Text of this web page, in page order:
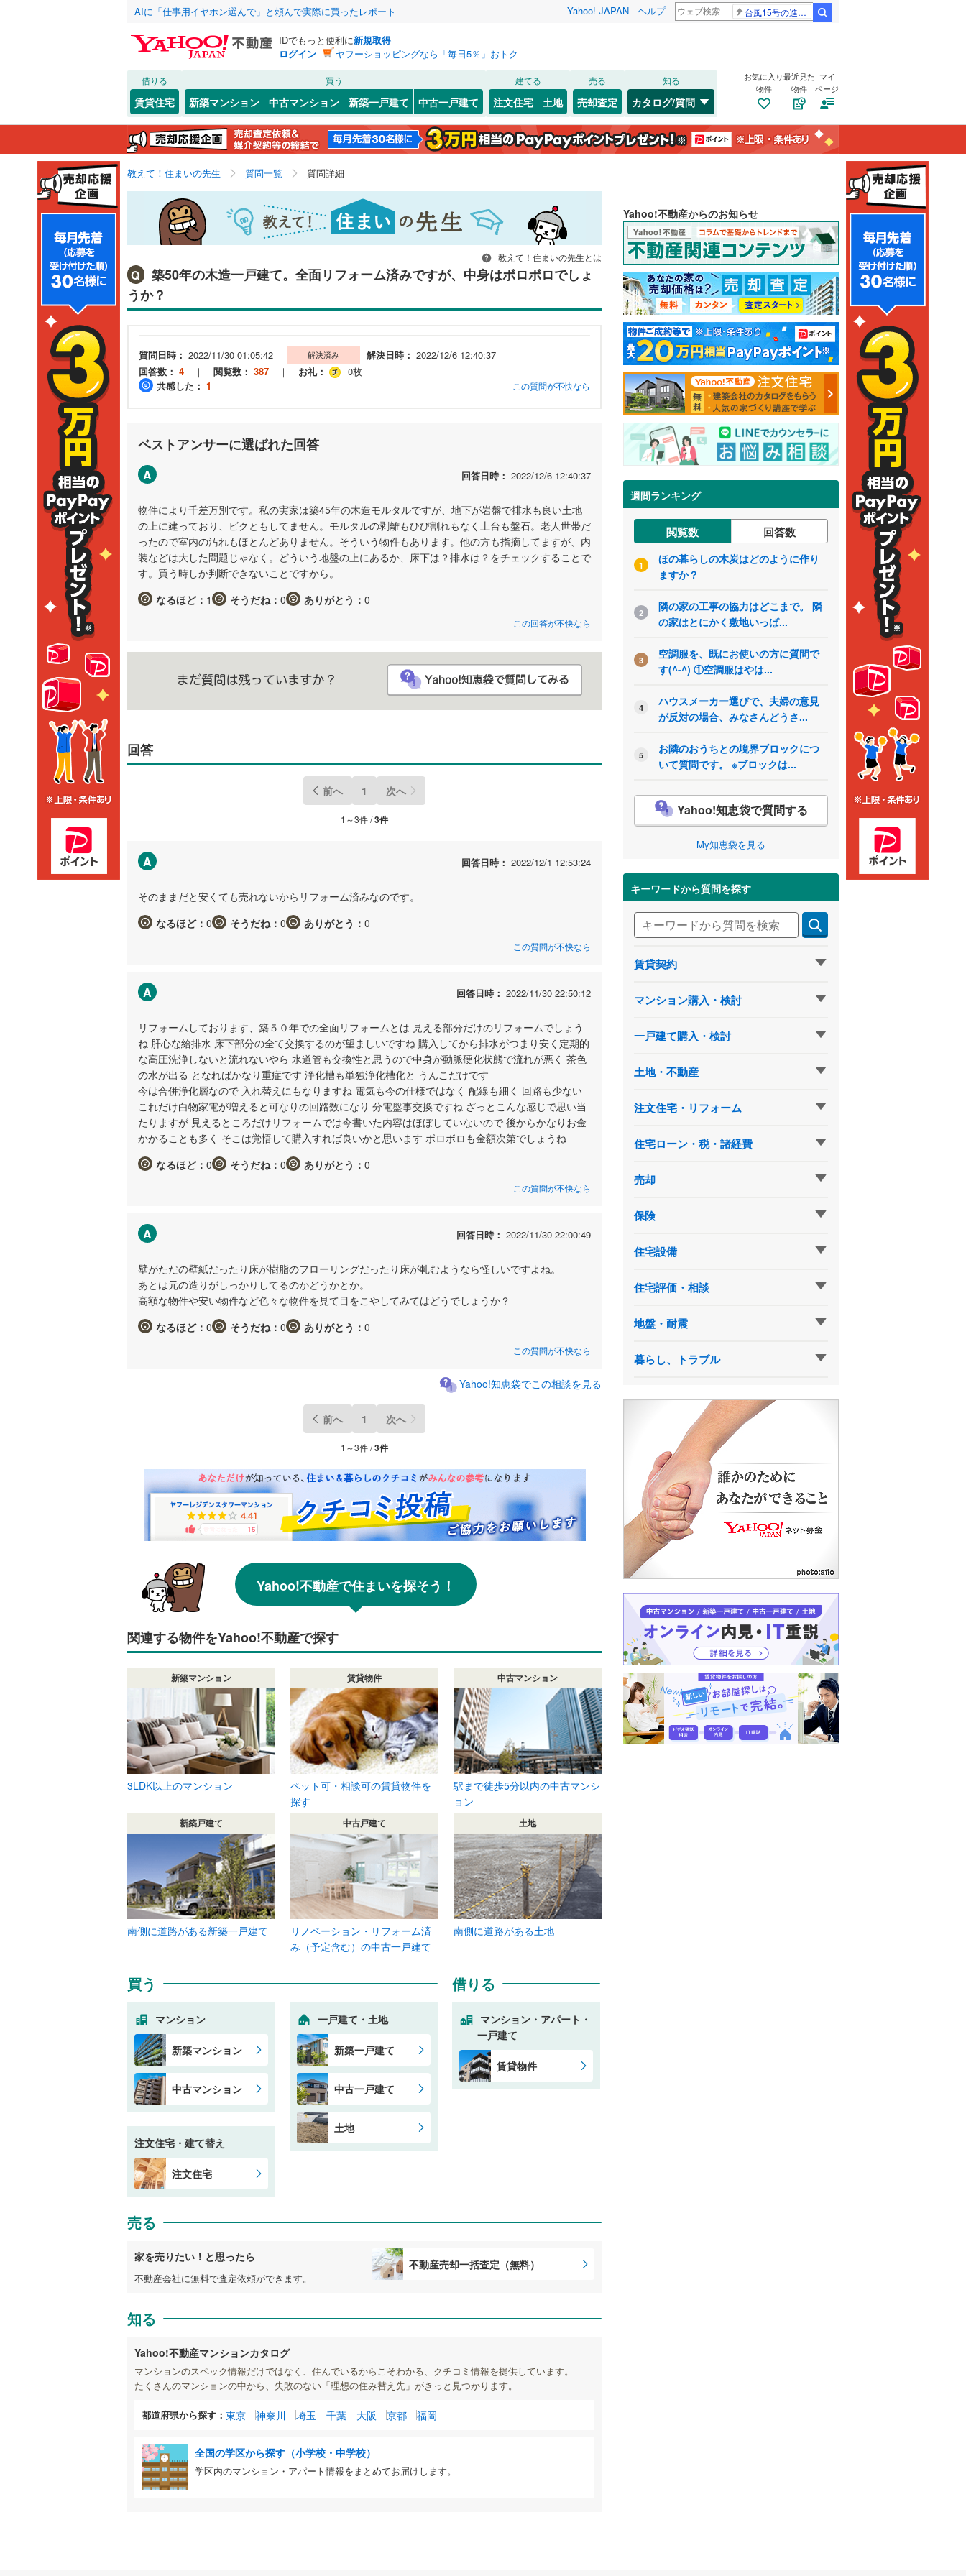
AIに「仕事用イヤホン選んで」と頼んで実際に買ったレポート Yahoo! JAPAN ヘルプ 台風15号の進路 解説
IDでもっと便利に新規取得
ログイン
ヤフーショッピングなら「毎日5％」おトク
借りる
賃貸住宅
買う
新築マンション 中古マンション 新築一戸建て 中古一戸建て
建てる
注文住宅 土地
売る
売却査定
知る
カタログ/質問
お気に入り
物件
最近見た
物件
マイ
ページ
教えて！住まいの先生 質問一覧 質問詳細
教えて！住まいの先生とは
Q
築50年の木造一戸建て。全面リフォーム済みですが、中身はボロボロでしょ
うか？
質問日時： 2022/11/30 01:05:42 解決済み 解決日時： 2022/12/6 12:40:37
回答数： 4 ｜ 閲覧数： 387 ｜ お礼：
0枚
共感した： 1 この質問が不快なら
ベストアンサーに選ばれた回答
A 回答日時： 2022/12/6 12:40:37
物件により千差万別です。私の実家は築45年の木造モルタルですが、地下が岩盤で排水も良い土地
の上に建っており、ビクともしてません。モルタルの剥離もひび割れもなく土台も盤石。老人世帯だ
ったので室内の汚れもほとんどありません。そういう物件もあります。他の方も指摘してますが、内
装などは大した問題じゃなく。どういう地盤の上にあるか、床下は？排水は？をチェックすることで
す。買う時しか判断できないことですから。
なるほど： 1 そうだね： 0 ありがとう： 0
この回答が不快なら
回答
前へ 1 次へ
1～3件 /3件
A 回答日時： 2022/12/1 12:53:24
そのままだと安くても売れないからリフォーム済みなのです。
なるほど： 0 そうだね： 0 ありがとう： 0
この質問が不快なら
A 回答日時： 2022/11/30 22:50:12
リフォームしております、築５０年での全面リフォームとは 見える部分だけのリフォームでしょう
ね 肝心な給排水 床下部分の全て交換するのが望ましいですね 購入してから排水がつまり安く定期的
な高圧洗浄しないと流れないやら 水道管も交換性と思うので中身が動脈硬化状態で流れが悪く 茶色
の水が出る となればかなり重症です 浄化槽も単独浄化槽化と うんこだけです
今は合併浄化層なので 入れ替えにもなりますね 電気も今の仕様ではなく 配線も細く 回路も少ない
これだけ白物家電が増えると可なりの回路数になり 分電盤事交換ですね ざっとこんな感じで思い当
たりますが 見えるところだけリフォームでは今書いた内容はほぼしていないので 後からかなりお金
かかることも多く そこは覚悟して購入すれば良いかと思います ボロボロも金額次第でしょうね
なるほど： 0 そうだね： 0 ありがとう： 0
この質問が不快なら
A 回答日時： 2022/11/30 22:00:49
壁がただの壁紙だったり床が樹脂のフローリングだったり床が軋むようなら怪しいですよね。
あとは元の造りがしっかりしてるのかどうかとか。
高額な物件や安い物件など色々な物件を見て目をこやしてみてはどうでしょうか？
なるほど： 0 そうだね： 0 ありがとう： 0
この質問が不快なら
Yahoo!知恵袋でこの相談を見る
前へ 1 次へ
1～3件 /3件
Yahoo!不動産で住まいを探そう！
関連する物件をYahoo!不動産で探す
新築マンション
3LDK以上のマンション
賃貸物件
ペット可・相談可の賃貸物件を
探す
中古マンション
駅まで徒歩5分以内の中古マンシ
ョン
新築戸建て
南側に道路がある新築一戸建て
中古戸建て
リノベーション・リフォーム済
み（予定含む）の中古一戸建て
土地
南側に道路がある土地
買う
マンション
新築マンション
中古マンション
注文住宅・建て替え
注文住宅
一戸建て・土地
新築一戸建て
中古一戸建て
土地
借りる
マンション・アパート・
一戸建て
賃貸物件
売る
家を売りたい！と思ったら
不動産会社に無料で査定依頼ができます。
不動産売却一括査定（無料）
知る
Yahoo!不動産マンションカタログ
マンションのスペック情報だけではなく、住んでいるからこそわかる、クチコミ情報を提供しています。
たくさんのマンションの中から、失敗のない「理想の住み替え先」がきっと見つかります。
都道府県から探す： 東京 神奈川 埼玉 千葉 大阪 京都 福岡
全国の学区から探す（小学校・中学校）
学区内のマンション・アパート情報をまとめてお届けします。
Yahoo!不動産からのお知らせ
週間ランキング
閲覧数 回答数
1
ほの暮らしの木炭はどのように作り
ますか？
2
隣の家の工事の協力はどこまで。 隣
の家はとにかく敷地いっぱ...
3
空調服を、既にお使いの方に質問で
す(^-^) ①空調服はやは...
4
ハウスメーカー選びで、夫婦の意見
が反対の場合、みなさんどうさ...
5
お隣のおうちとの境界ブロックにつ
いて質問です。 ※ブロックは...
Yahoo!知恵袋で質問する
My知恵袋を見る
キーワードから質問を探す
賃貸契約
マンション購入・検討
一戸建て購入・検討
土地・不動産
注文住宅・リフォーム
住宅ローン・税・諸経費
売却
保険
住宅設備
住宅評価・相談
地盤・耐震
暮らし、トラブル